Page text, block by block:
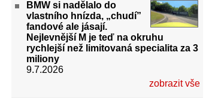
BMW si nadělalo do
vlastního hnízda, „chudí”
fandové ale jásají.
Nejlevnější M je teď na okruhu
rychlejší než limitovaná specialita za 3
miliony
9.7.2026
zobrazit vše